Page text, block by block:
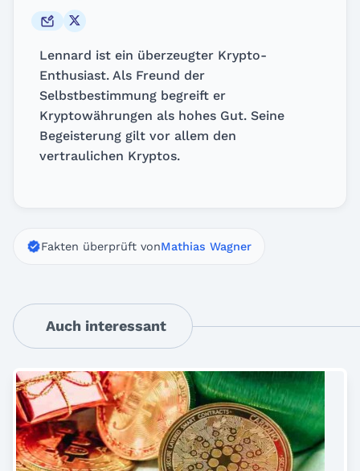
Lennard ist ein überzeugter Krypto-
Enthusiast. Als Freund der
Selbstbestimmung begreift er
Kryptowährungen als hohes Gut. Seine
Begeisterung gilt vor allem den
vertraulichen Kryptos.
Fakten überprüft vonMathias Wagner
Auch interessant